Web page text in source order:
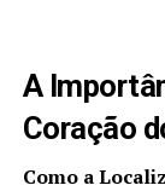
A
Coração
Como a